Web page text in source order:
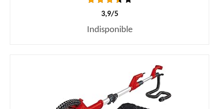
3,9/5
Indisponible